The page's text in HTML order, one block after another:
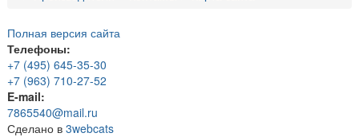
Полная версия сайта
Телефоны:
+7 (495) 645-35-30
+7 (963) 710-27-52
E-mail:
7865540@mail.ru
Сделано в 3webcats